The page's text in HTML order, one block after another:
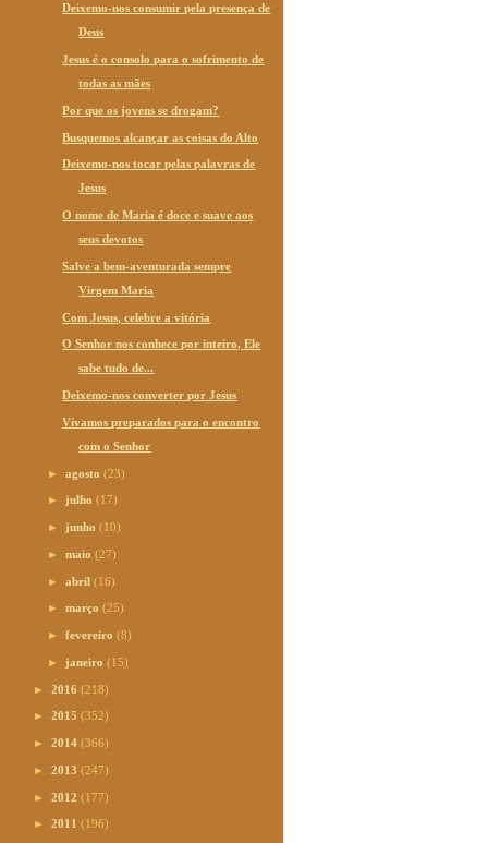
Deixemo-nos consumir pela presença de
Deus
Jesus é o consolo para o sofrimento de
todas as mães
Por que os jovens se drogam?
Busquemos alcançar as coisas do Alto
Deixemo-nos tocar pelas palavras de
Jesus
O nome de Maria é doce e suave aos
seus devotos
Salve a bem-aventurada sempre
Virgem Maria
Com Jesus, celebre a vitória
O Senhor nos conhece por inteiro, Ele
sabe tudo de...
Deixemo-nos converter por Jesus
Vivamos preparados para o encontro
com o Senhor
►agosto(23)
► julho(17)
► junho(10)
►maio(27)
►abril(16)
►março(25)
►fevereiro(8)
► janeiro(15)
► 2016 (218)
► 2015 (352)
► 2014 (366)
► 2013 (247)
► 2012 (177)
► 2011 (196)